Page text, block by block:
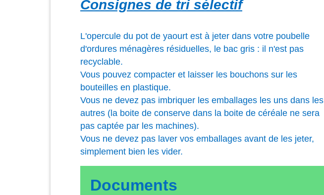
Consignes de tri sélectif
L'opercule du pot de yaourt est à jeter dans votre poubelle
d'ordures ménagères résiduelles, le bac gris : il n'est pas
recyclable.
Vous pouvez compacter et laisser les bouchons sur les
bouteilles en plastique.
Vous ne devez pas imbriquer les emballages les uns dans les
autres (la boite de conserve dans la boite de céréale ne sera
pas captée par les machines).
Vous ne devez pas laver vos emballages avant de les jeter,
simplement bien les vider.
Documents